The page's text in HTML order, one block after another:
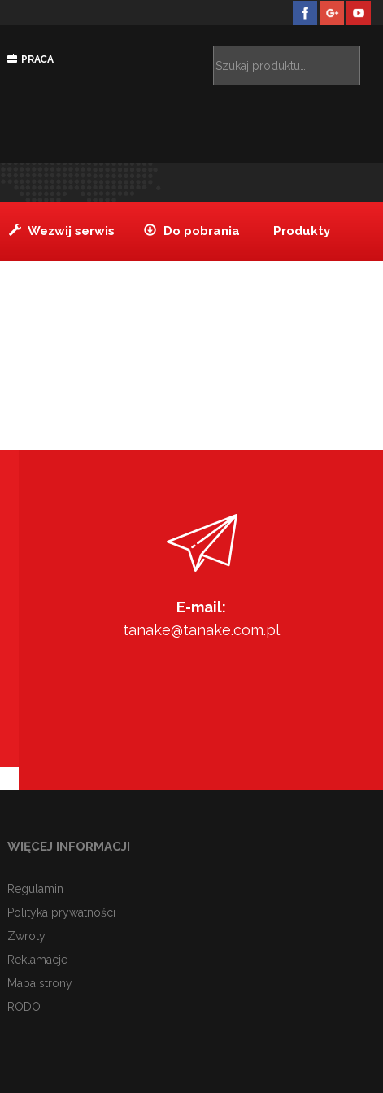
PRACA
Wezwij serwis Do pobrania Produkty
E-mail:
tanake@tanake.com.pl
WIĘCEJ INFORMACJI
Regulamin
Polityka prywatności
Zwroty
Reklamacje
Mapa strony
RODO